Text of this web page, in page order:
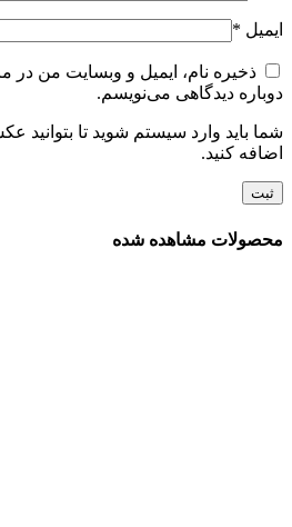
ایمیل *
ذخیره نام، ایمیل و وبسایت من در
دوباره دیدگاهی می‌نویسم.
شما باید وارد سیستم شوید تا بتوانید
اضافه کنید.
محصولات مشاهده شده